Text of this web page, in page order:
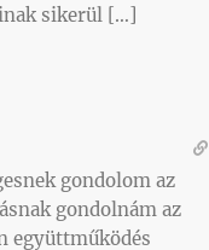
sikerül […]
gondolom az
gondolnám az
együttműködés